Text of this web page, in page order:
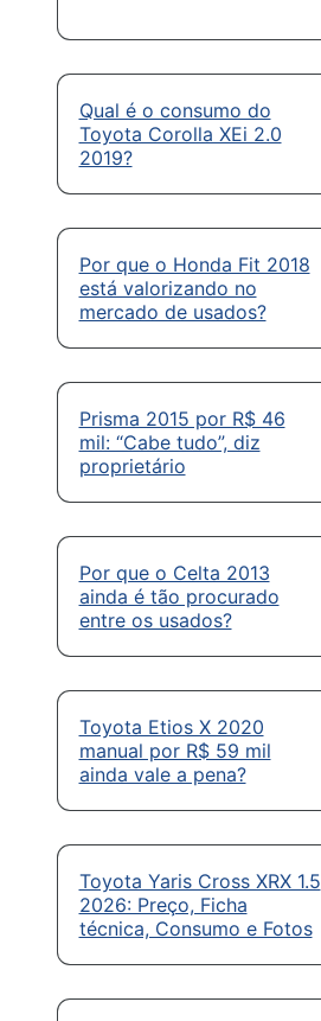
Qual é o consumo do
Toyota Corolla XEi 2.0
2019?
Por que o Honda Fit 2018
está valorizando no
mercado de usados?
Prisma 2015 por R$ 46
mil: “Cabe tudo”, diz
proprietário
Por que o Celta 2013
ainda é tão procurado
entre os usados?
Toyota Etios X 2020
manual por R$ 59 mil
ainda vale a pena?
Toyota Yaris Cross XRX 1.5
2026: Preço, Ficha
técnica, Consumo e Fotos